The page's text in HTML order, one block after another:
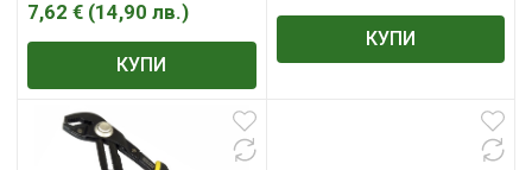
7,62 € (14,90 лв.)
КУПИ
КУПИ